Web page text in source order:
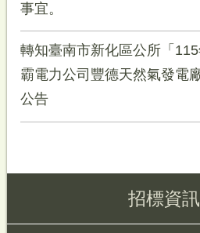
事宜。
轉知臺南市新化區公所「
霸電力公司豐德天然氣發電
公告
招標資訊